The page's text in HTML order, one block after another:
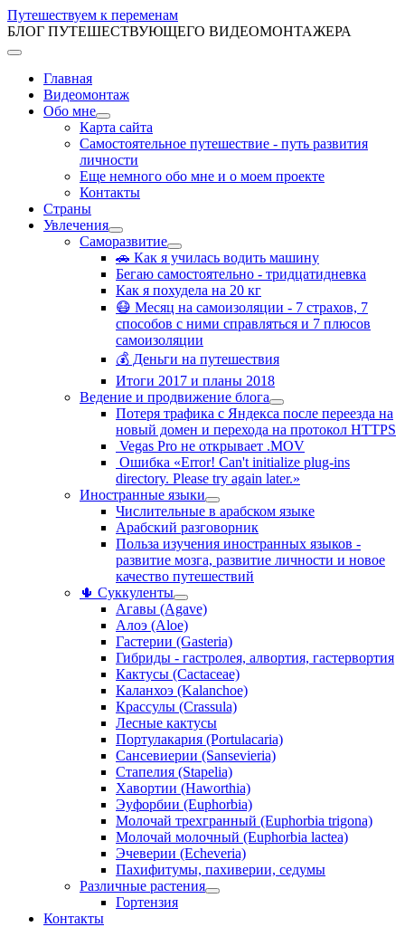
Путешествуем к переменам
БЛОГ ПУТЕШЕСТВУЮЩЕГО ВИДЕОМОНТАЖЕРА
Главная
Видеомонтаж
Обо мне
Карта сайта
Самостоятельное путешествие - путь развития
личности
Еще немного обо мне и о моем проекте
Контакты
Страны
Увлечения
Саморазвитие
🚗 Как я училась водить машину
Бегаю самостоятельно - тридцатидневка
Как я похудела на 20 кг
😷 Месяц на самоизоляции - 7 страхов, 7
способов с ними справляться и 7 плюсов
самоизоляции
💰 Деньги на путешествия
Итоги 2017 и планы 2018
Ведение и продвижение блога
Потеря трафика с Яндекса после переезда на
новый домен и перехода на протокол HTTPS
Vegas Pro не открывает .MOV
Ошибка «Error! Can't initialize plug-ins
directory. Please try again later.»
Иностранные языки
Числительные в арабском языке
Арабский разговорник
Польза изучения иностранных языков -
развитие мозга, развитие личности и новое
качество путешествий
🌵 Суккуленты
Агавы (Agave)
Алоэ (Aloe)
Гастерии (Gasteria)
Гибриды - гастролея, алвортия, гастервортия
Кактусы (Cactaceae)
Каланхоэ (Kalanchoe)
Крассулы (Crassula)
Лесные кактусы
Портулакария (Portulacaria)
Сансевиерии (Sansevieria)
Стапелия (Stapelia)
Хавортии (Haworthia)
Эуфорбии (Euphorbia)
Молочай трехгранный (Euphorbia trigona)
Молочай молочный (Euphorbia lactea)
Эчеверии (Echeveria)
Пахифитумы, пахиверии, седумы
Различные растения
Гортензия
Контакты